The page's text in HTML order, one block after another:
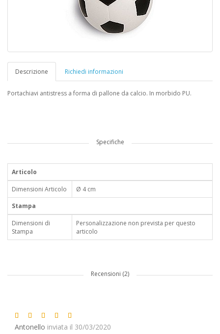
Descrizione Richiedi informazioni
Portachiavi antistress a forma di pallone da calcio. In morbido PU.
Specifiche
Articolo
Dimensioni Articolo
Ø 4 cm
Stampa
Dimensioni di
Stampa
Personalizzazione non prevista per questo
articolo
Recensioni (2)
Antonello inviata il 30/03/2020